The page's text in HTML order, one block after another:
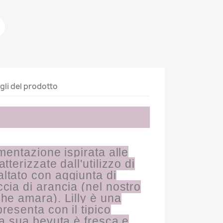
del prodotto
ispirata alle
dall'utilizzo di
con aggiunta di
di arancia (nel nostro
amara). Lilly è una
con il tipico